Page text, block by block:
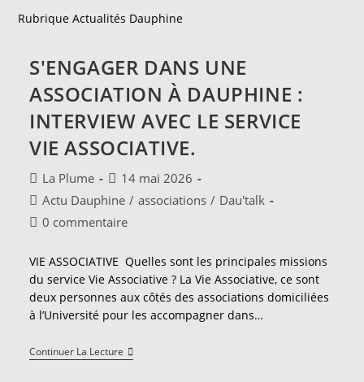
Rubrique Actualités Dauphine
S'ENGAGER DANS UNE
ASSOCIATION À DAUPHINE :
INTERVIEW AVEC LE SERVICE
VIE ASSOCIATIVE.
Auteur/autrice
de
publication :
La Plume
Publication
publiée :
14 mai 2026
Post
category:
Actu Dauphine / associations / Dau'talk
Commentaires
la
publication :
0 commentaire
VIE ASSOCIATIVE Quelles sont les principales missions
du service Vie Associative ? La Vie Associative, ce sont
deux personnes aux côtés des associations domiciliées
à l’Université pour les accompagner dans…
Continuer La LectureS'engager
Dans